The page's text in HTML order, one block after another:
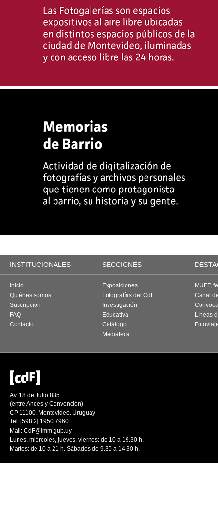
INSTITUCIONALES SECCIONES
Inicio
Quiénes somos
Suscripción
FAQ
Contacto
Exposiciones
Fotografías del CdF
Investigación
Educativa
Catálogo
Mediateca
MUFF,
Canal
Líneas
Av. 18 de Julio 885
(entre Andes y Convención)
CP 11100. Montevideo. Uruguay
Tel: [598 2] 1950 7960
Mail: CdF@imm.gub.uy
Lunes, miércoles, jueves, viernes: de 10 a 19.30 h.
Martes: de 10 a 21 h. Sábados de 9.30 a 14.30 h.